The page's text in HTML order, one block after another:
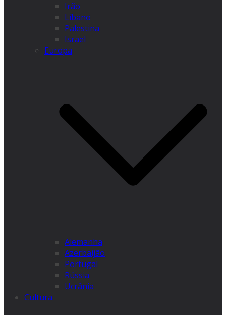
Irão
Líbano
Palestina
Israel
Europa
Alemanha
Azerbaijão
Portugal
Rússia
Ucrânia
Cultura